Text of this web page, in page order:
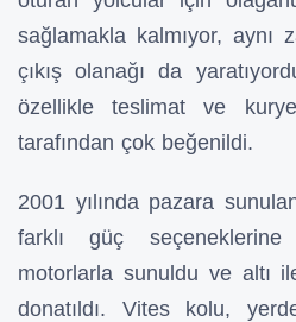
sağlamakla kalmıyor, aynı
çıkış olanağı da
özellikle teslimat ve kurye
tarafından çok beğenildi.
2001 yılında pazara
farklı güç
motorlarla sunuldu ve altı
donatıldı. Vites kolu,